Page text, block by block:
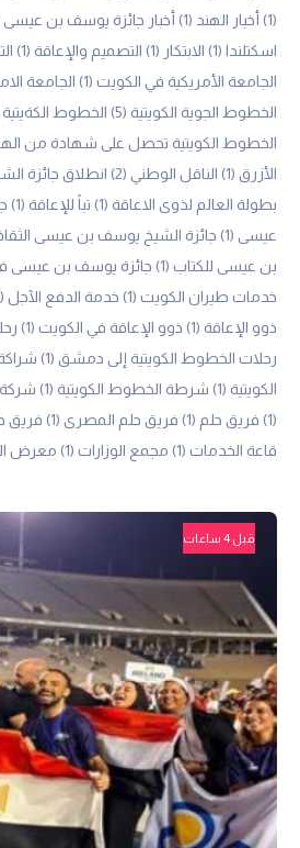
(1)
أخبار الهند (1) أخبار جائزة يوسف بن عيسى
اسكتلندا (1) الابتكار (1) التصميم والإعاقة (1)
الجامعة الأمريكية في الكويت (1) الجامعة
الخطوط الجوية الكويتية (5) الخطوط الكةيتية
الخطوط الكويتية تحصل على شهادة من
الأزرق (1) الناقل الوطني (2) انطلاق جائزة
بطولة العالم لذوى الاعاقة (1) تباً للإعاقة (1)
عيسى (1) جائزة الشيخ يوسف بن عيسى
بن عيسى للكتاب (1) جائزة يوسف بن عيسى
خدمات طيران الكويت (1) خدمة الدفع الآجل (1)
ذوو الإعاقة (1) ذوو الإعاقة في الكويت (1)
رحلات الخطوط الكويتية إلى دمشق (1)
الكويتية (1) شرطة الخطوط الكويتية (1)
(1)
فريق حلم (1) فريق حلم المصرى (1) فريق
قاعة الخدمات (1) مجمع الوزارات (1) معرض
قبل 4 ساعات